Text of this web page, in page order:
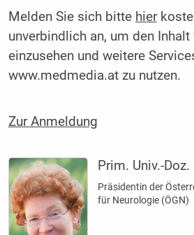
Melden Sie sich bitte hier
unverbindlich an, um den
einzusehen und weitere
www.medmedia.at zu nutzen.
Zur Anmeldung
Prim. Univ.-
Präsidentin der
für Neurologie (ÖGN)